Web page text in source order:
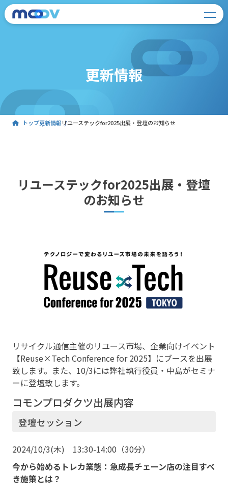
更新情報
トップ更新情報リユーステックfor2025出展・登壇のお知らせ
リユーステックfor2025出展・登壇
のお知らせ
リサイクル通信主催のリユース市場、企業向けイベント
【Reuse×Tech Conference for 2025】にブースを出展
致します。また、10/3には弊社執行役員・中島がセミナ
ーに登壇致します。
コモンプロダクツ出展内容
登壇セッション
2024/10/3(木) 13:30-14:00（30分）
今から始めるトレカ業態：急成長チェーン店の注目すべ
き施策とは？